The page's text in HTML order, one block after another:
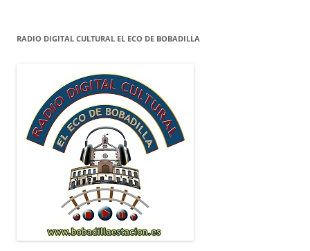
RADIO DIGITAL CULTURAL EL ECO DE BOBADILLA